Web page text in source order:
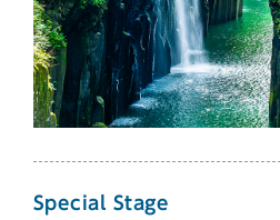
Special Stage